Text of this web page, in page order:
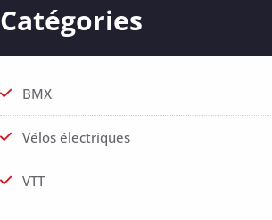
Catégories
BMX
Vélos électriques
VTT